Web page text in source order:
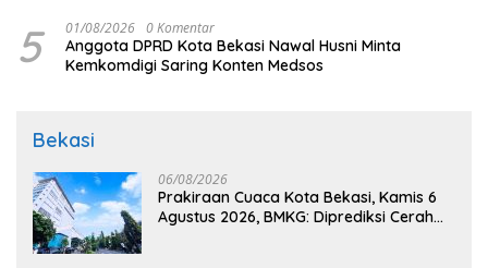
5 01/08/2026 0 Komentar
Anggota DPRD Kota Bekasi Nawal Husni Minta
Kemkomdigi Saring Konten Medsos
Bekasi
06/08/2026
Prakiraan Cuaca Kota Bekasi, Kamis 6
Agustus 2026, BMKG: Diprediksi Cerah